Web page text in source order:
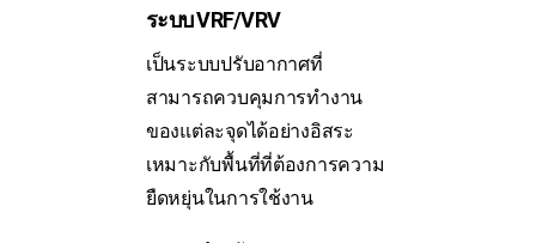
ระบบ VRF/VRV
เป็นระบบปรับอากาศที่
สามารถควบคุมการทำงาน
ของแต่ละจุดได้อย่างอิสระ
เหมาะกับพื้นที่ที่ต้องการความ
ยืดหยุ่นในการใช้งาน